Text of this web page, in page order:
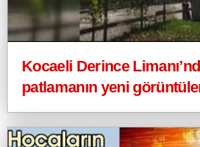
Kocaeli Derince
patlamanın yeni